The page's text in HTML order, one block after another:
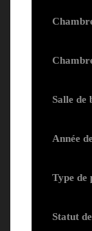
Salle de
Année
Type de
Statut